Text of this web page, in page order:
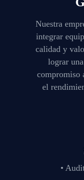
Nuestra
integrar
calidad y
lograr
compromiso
el
•